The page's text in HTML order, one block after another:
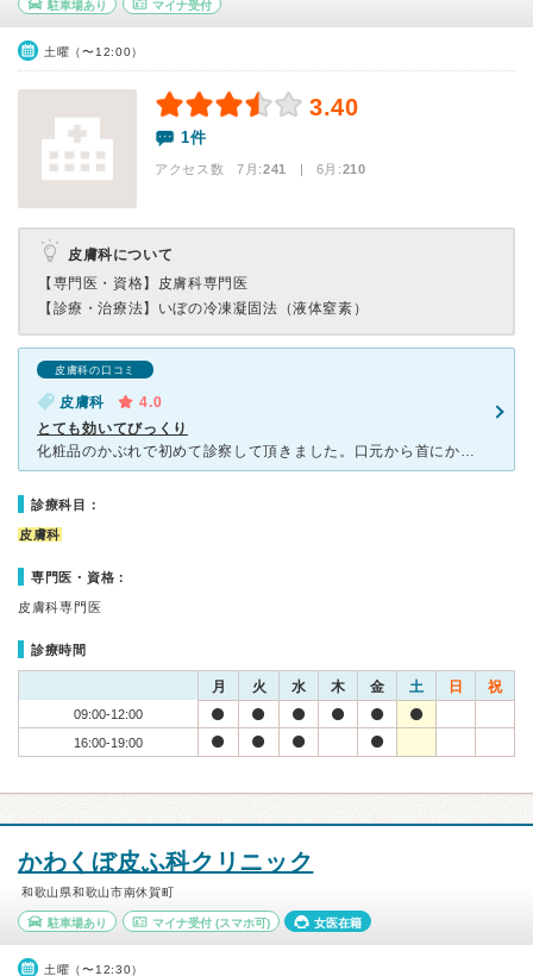
駐車場あり マイナ受付
土曜（〜12:00）
3.40
1件
アクセス数 7月:241 | 6月:210
皮膚科について
【専門医・資格】 皮膚科専門医
【診療・治療法】 いぼの冷凍凝固法（液体窒素）
皮膚科の口コミ
皮膚科
4.0
とても効いてびっくり
化粧品のかぶれで初めて診察して頂きました。口元から首にかけてひどく荒れて痒くて…。 丁寧に時間をかけて見て頂き、軟膏と飲み薬を処方してもらいました。これがとても効いてびっくり。以前よりも肌が綺麗にな
診療科目：
皮膚科
専門医・資格：
皮膚科専門医
診療時間
月 火 水 木 金 土 日 祝
09:00-12:00
16:00-19:00
かわくぼ皮ふ科クリニック
和歌山県和歌山市南休賀町
駐車場あり マイナ受付(スマホ可) 女医在籍
土曜（〜12:30）